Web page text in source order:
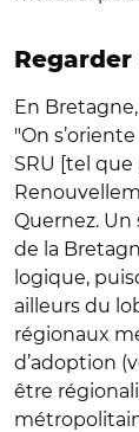
En
"On
SRU [tel
Quernez. Un
de la
logique,
ailleurs du
régionaux
d’adoption
être